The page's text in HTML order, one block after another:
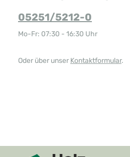
,
L
e
z
05251/5212-0
Mo-Fr: 07:30 - 16:30 Uhr
Oder über unser Kontaktformular.